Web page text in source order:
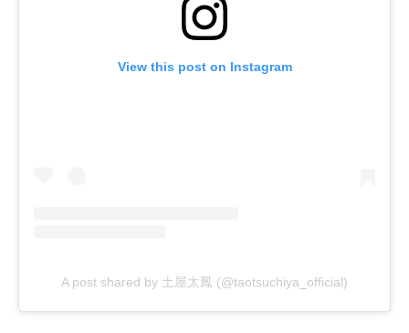
View this post on Instagram
A post shared by 土屋太鳳 (@taotsuchiya_official)